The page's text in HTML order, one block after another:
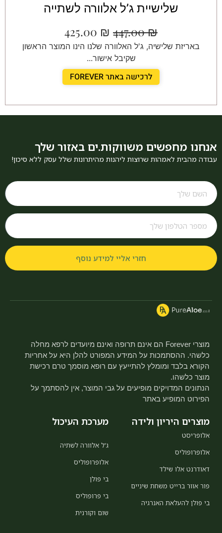
שלישיית ג’ל אלוורה לשתייה
447.00₪
425.00 ₪
באריזת שלישיה, ג'ל האלוורה שלנו הינו המוצר הראשון
שקיבל אישור...
לרכישה באתר FOREVER
אנחנו מחפשים משווקות.ים באזור שלך
עבודה מהבית לאמהות שרוצות ליהנות מהיתרונות שלל עסק ללא סיכון!
חזרי אליי למידע נוסף
מוצרי Forever הם אינם תרופה ואינם מיועדים לרפא מחלה
כלשהי. ההסתמכות על המידע המפורט להלן היא על אחריות
הקורא בלבד ומומלץ להתייעץ עם רופא מוסמך טרם רכישת
מוצר כלשהו.
הנתונים המדויקים מופיעים על גבי המוצר, אין להסתמך על
הפירוט המופיע באתר
מוצרים היריון ולידה
אלופריסט
אלופרופוליס
דאודרנט אלו שילד
פור אוור ברייט משחת שיניים
בי פולן להעלאת האנרגיה
מערכת העיכול
ג'ל אלוורה לשתיה
אלופרופוליס
בי פולן
בי פרופוליס
שום וקורנית